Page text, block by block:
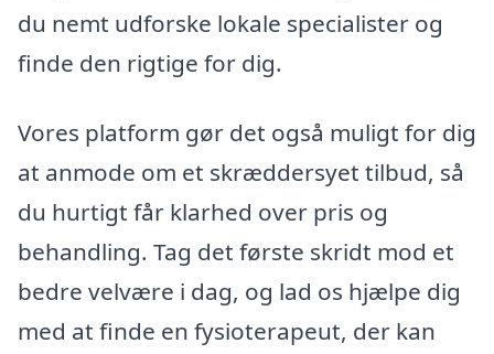
du nemt udforske lokale specialister og
finde den rigtige for dig.
Vores platform gør det også muligt for dig
at anmode om et skræddersyet tilbud, så
du hurtigt får klarhed over pris og
behandling. Tag det første skridt mod et
bedre velvære i dag, og lad os hjælpe dig
med at finde en fysioterapeut, der kan